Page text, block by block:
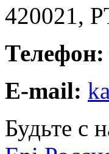
420021,
Телефон:
E-mail:
Будьте с